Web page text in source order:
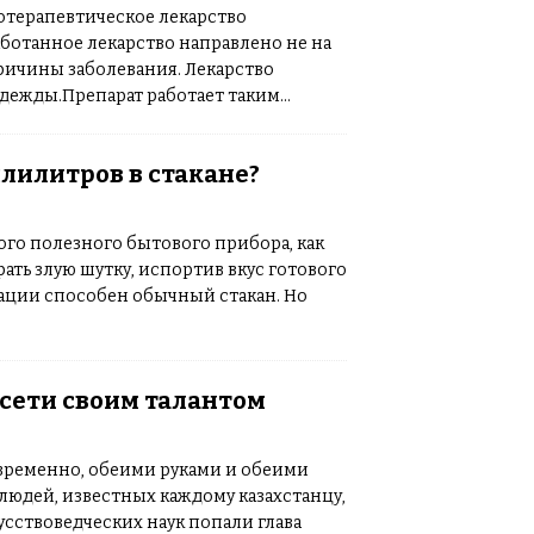
лекарство
лекарство направлено не на
заболевания. Лекарство
работает таким
Печальным фактом является то,
возраста, дети и подростки.По
499 страдают диабетом 1 типа.Диабет
методом лечения на сегодня
диабет 1 типа приводит к
язве стопы, диабетической
болеющих людей. У них будет
уровень сахара в крови
подобного лекарства дает
даст возможность и для
с этим недугом.Для справки,
сахара в крови человека
в стакане?
полезного бытового прибора, как
злую шутку, испортив вкус готового
способен обычный стакан. Но
своим талантом
обеими руками и обеими
известных каждому казахстанцу,
наук попали глава